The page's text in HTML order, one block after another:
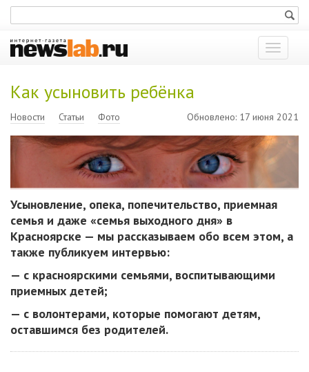
Показать
меню
Как усыновить ребёнка
Новости Статьи Фото Обновлено: 17 июня 2021
Усыновление, опека, попечительство, приемная
семья и даже «семья выходного дня» в
Красноярске — мы рассказываем обо всем этом, а
также публикуем интервью:
— с красноярскими семьями, воспитывающими
приемных детей;
— с волонтерами, которые помогают детям,
оставшимся без родителей.